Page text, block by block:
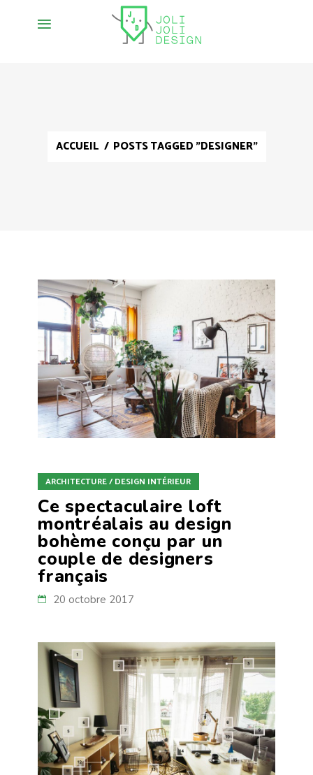
ACCUEIL / POSTS TAGGED "DESIGNER"
ARCHITECTURE / DESIGN INTÉRIEUR
Ce spectaculaire loft
montréalais au design
bohème conçu par un
couple de designers
français
20 octobre 2017